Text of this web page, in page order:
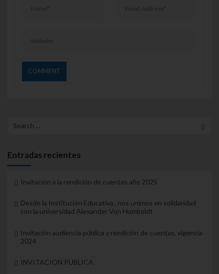
Entradas recientes
Invitación a la rendición de cuentas año 2025
Desde la Institución Educativa , nos unimos en solidaridad
con la universidad Alexander Von Humboldt
Invitación audiencia pública y rendición de cuentas, vigencia
2024
INVITACION PUBLICA